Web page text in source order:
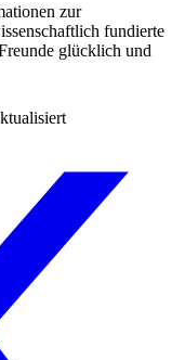
zur
fundierte
glücklich und